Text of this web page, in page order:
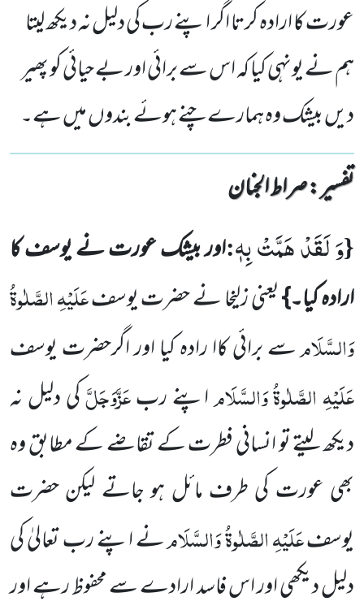
عورت کا ارادہ کرتا اگر اپنے رب کی دلیل نہ دیکھ لیتا
ہم نے یونہی کیا کہ اس سے برائی اور بے حیائی کو پھیر
دیں بیشک وہ ہمارے چنے ہوئے بندوں میں ہے۔
تفسیر : ‎صراط الجنان
{وَ لَقَدْ هَمَّتْ بِهٖ:اور بیشک عورت نے یوسف کا
ارادہ کیا۔}یعنی زلیخا نے حضرت یوسفعَلَیْہِ الصَّلٰوۃُ
وَالسَّلَامسے برائیکاا رادہ کیا اور اگرحضرت یوسف
عَلَیْہِ الصَّلٰوۃُ وَالسَّلَاماپنے ربعَزَّوَجَلَّکی دلیل نہ
دیکھ لیتے تو انسانی فطرت کے تقاضےکے مطابق وہ
بھی عورت کی طرف مائل ہو جاتے لیکن حضرت
یوسفعَلَیْہِ الصَّلٰوۃُ وَالسَّلَامنے اپنے رب تعالیٰ کی
دلیل دیکھیاور اس فاسد ارادے سے محفوظ رہے اور